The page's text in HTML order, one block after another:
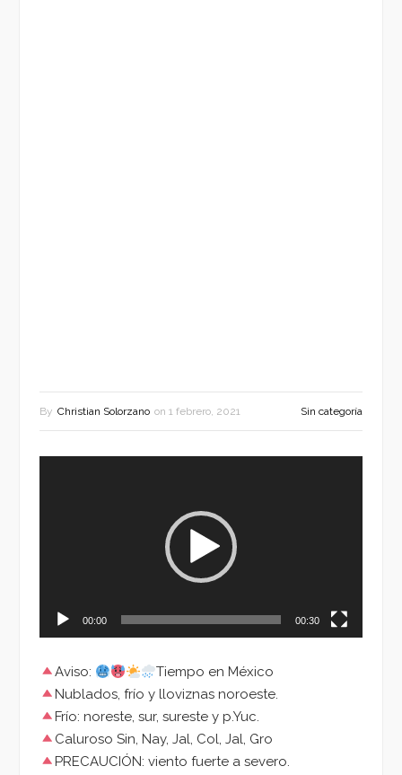
By Christian Solorzano on 1 febrero, 2021 Sin categoría
00:00 00:30
Aviso:
Tiempo en México
Nublados, frío y lloviznas noroeste.
Frío: noreste, sur, sureste y p.Yuc.
Caluroso Sin, Nay, Jal, Col, Jal, Gro
PRECAUCIÓN: viento fuerte a severo.